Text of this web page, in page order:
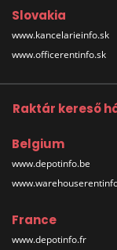
Slovakia
www.kancelarieinfo.sk
www.officerentinfo.sk
Raktár kereső
Belgium
www.depotinfo.be
France
www.depotinfo.fr